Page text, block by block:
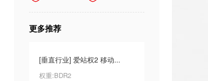
更多推荐
[垂直行业] 爱站权2 移动...
权重:BDR2